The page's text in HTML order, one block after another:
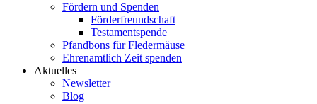
Fördern und Spenden
Förderfreundschaft
Testamentspende
Pfandbons für Fledermäuse
Ehrenamtlich Zeit spenden
Aktuelles
Newsletter
Blog